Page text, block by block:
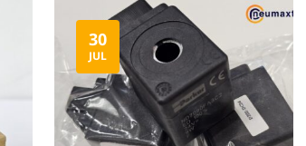
30
JUL